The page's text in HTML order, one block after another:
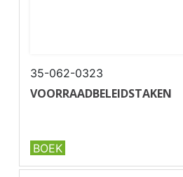
35-062-0323
VOORRAADBELEIDSTAKEN
✔ Niveau MBO 3-4
BOEK